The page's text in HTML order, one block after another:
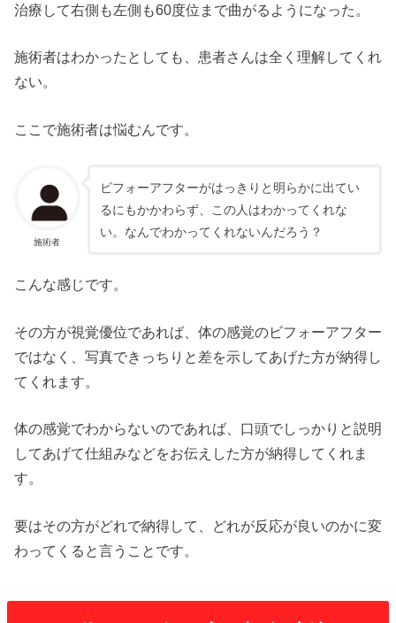
治療して右側も左側も60度位まで曲がるようになった。
施術者はわかったとしても、患者さんは全く理解してくれ
ない。
ここで施術者は悩むんです。
施術者
ビフォーアフターがはっきりと明らかに出てい
るにもかかわらず、この人はわかってくれな
い。なんでわかってくれないんだろう？
こんな感じです。
その方が視覚優位であれば、体の感覚のビフォーアフター
ではなく、写真できっちりと差を示してあげた方が納得し
てくれます。
体の感覚でわからないのであれば、口頭でしっかりと説明
してあげて仕組みなどをお伝えした方が納得してくれま
す。
要はその方がどれで納得して、どれが反応が良いのかに変
わってくると言うことです。